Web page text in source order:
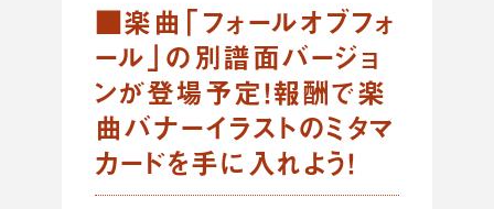
■楽曲「フォールオブフォ
ール」の別譜面バージョ
ンが登場予定！報酬で楽
曲バナーイラストのミタマ
カードを手に入れよう！